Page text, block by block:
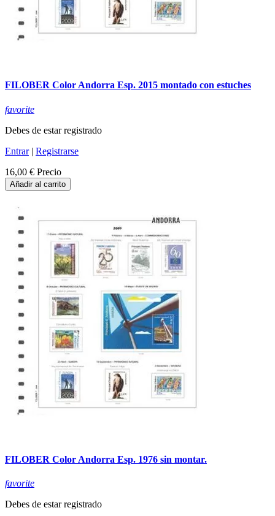
FILOBER Color Andorra Esp. 2015 montado con estuches
favorite
Debes de estar registrado
Entrar| Registrarse
16,00 € Precio
Añadir al carrito
FILOBER Color Andorra Esp. 1976 sin montar.
favorite
Debes de estar registrado